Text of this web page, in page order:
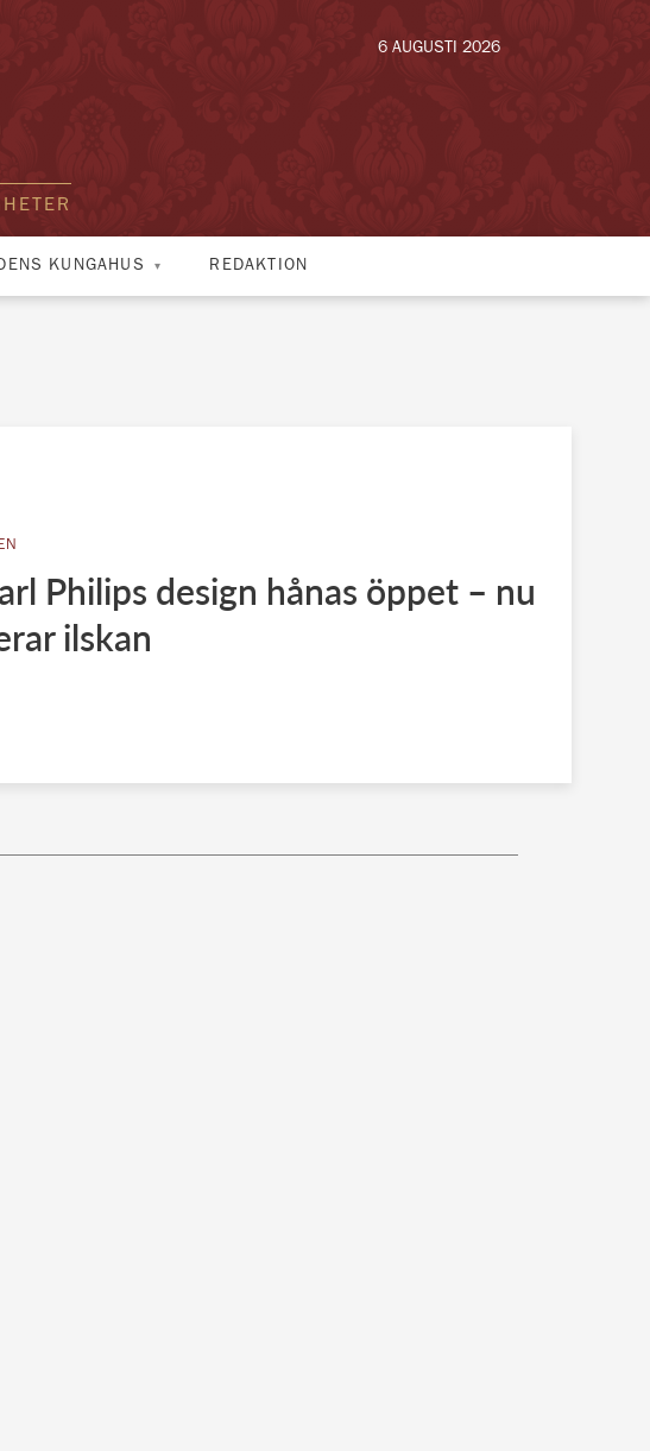
6 AUGUSTI 2026
KUNGAHUS REDAKTION
Philips design hånas öppet – nu
ilskan